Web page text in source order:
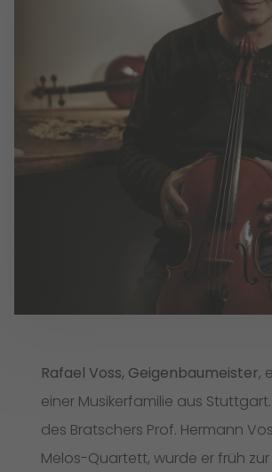
Rafael Voss, Geigenbaumeister,
einer Musikerfamilie aus
des Bratschers Prof. Hermann
Melos-Quartett, wurde er früh zur